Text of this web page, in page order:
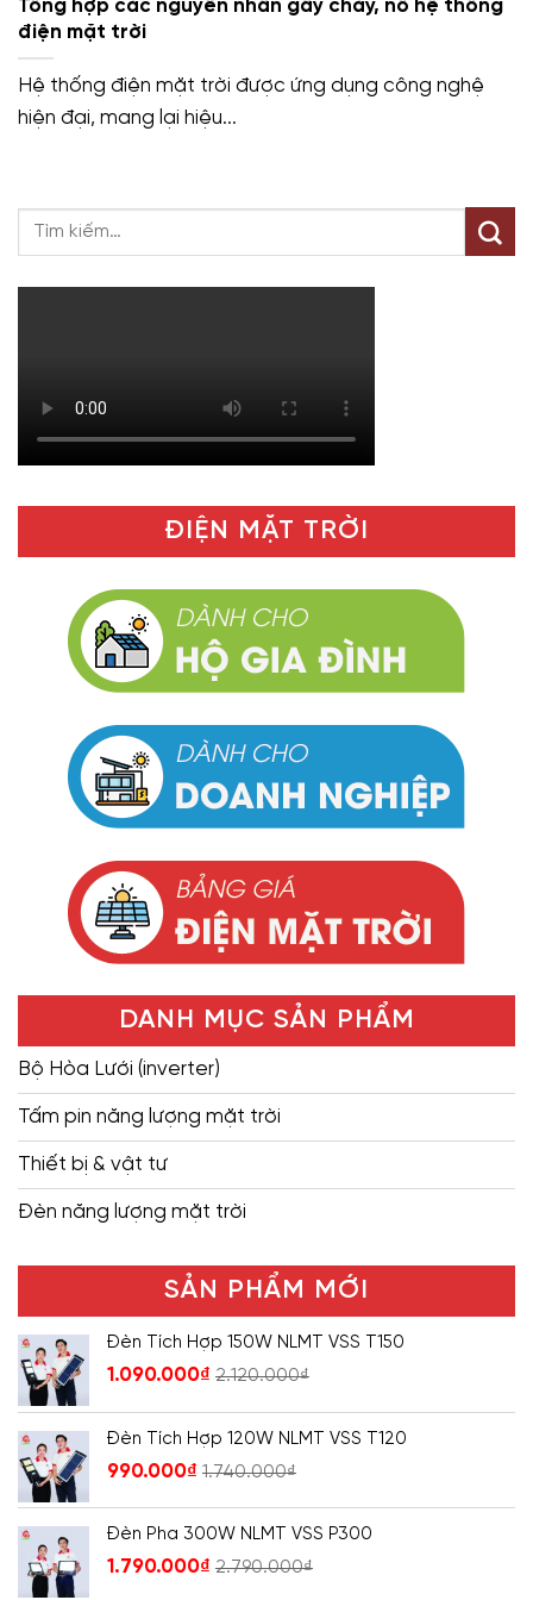
Tổng hợp các nguyên nhân gây cháy, nổ hệ thống
điện mặt trời
Hệ thống điện mặt trời được ứng dụng công nghệ
hiện đại, mang lại hiệu...
ĐIỆN MẶT TRỜI
DANH MỤC SẢN PHẨM
Bộ Hòa Lưới (inverter)
Tấm pin năng lượng mặt trời
Thiết bị & vật tư
Đèn năng lượng mặt trời
SẢN PHẨM MỚI
Đèn Tích Hợp 150W NLMT VSS T150
1.090.000₫ 2.120.000₫
Đèn Tích Hợp 120W NLMT VSS T120
990.000₫ 1.740.000₫
Đèn Pha 300W NLMT VSS P300
1.790.000₫ 2.790.000₫